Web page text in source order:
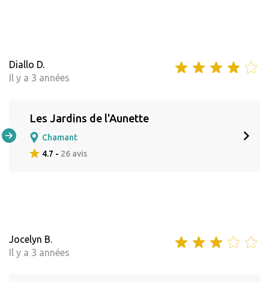
Diallo D.
Il y a 3 années
Les Jardins de l'Aunette
Chamant
4.7 - 26 avis
Jocelyn B.
Il y a 3 années